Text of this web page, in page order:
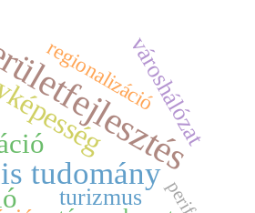
tudomány
városhálózat
turizmus
regionalizáció